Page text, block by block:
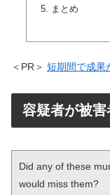
まとめ
＜PR＞ 短期間で成果
容疑者が被
Did any of these
would miss them?